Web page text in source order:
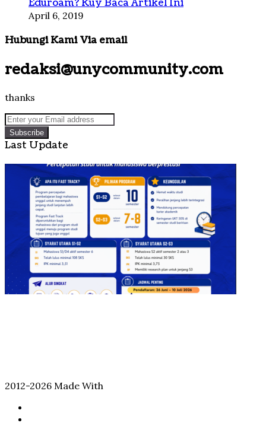
Eduroam? Kuy Baca Artikel Ini
April 6, 2019
Hubungi Kami Via email
redaksi@unycommunity.com
thanks
Enter
your
Email
address
Last Update
2012-2026 Made With